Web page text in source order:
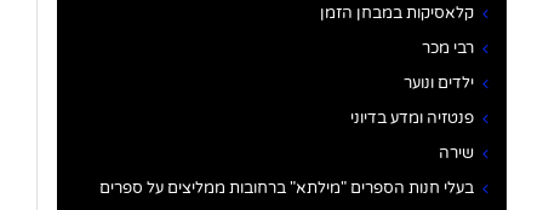
קלאסיקות במבחן הזמן
רבי מכר
ילדים ונוער
פנטזיה ומדע בדיוני
שירה
בעלי חנות הספרים "מילתא" ברחובות ממליצים על ספרים